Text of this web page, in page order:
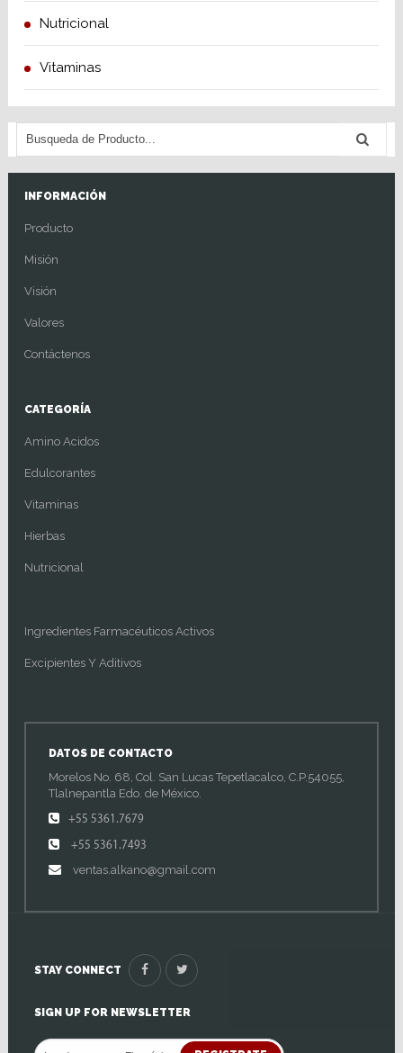
Nutricional
Vitaminas
INFORMACIÓN
Producto
Misión
Visión
Valores
Contáctenos
CATEGORÍA
Amino Acidos
Edulcorantes
Vitaminas
Hierbas
Nutricional
Ingredientes Farmacéuticos Activos
Excipientes Y Aditivos
DATOS DE CONTACTO
Morelos No. 68, Col. San Lucas Tepetlacalco, C.P.54055,
Tlalnepantla Edo. de México.
+55 5361.7679
+55 5361.7493
ventas.alkano@gmail.com
STAY CONNECT
SIGN UP FOR NEWSLETTER